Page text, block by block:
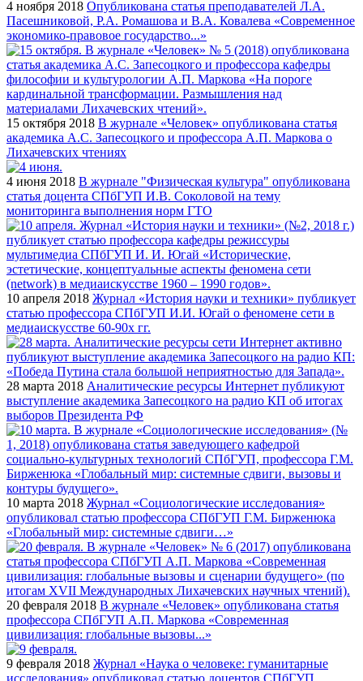
4 ноября 2018 Опубликована статья преподавателей Л.А.
Пасешниковой, Р.А. Ромашова и В.А. Ковалева «Современное
экономико-правовое государство...»
15 октября 2018 В журнале «Человек» опубликована статья
академика А.С. Запесоцкого и профессора А.П. Маркова о
Лихачевских чтениях
4 июня 2018 В журнале "Физическая культура" опубликована
статья доцента СПбГУП И.В. Соколовой на тему
мониторинга выполнения норм ГТО
10 апреля 2018 Журнал «История науки и техники» публикует
статью профессора СПбГУП И.И. Югай о феномене сети в
медиаискусстве 60-90х гг.
28 марта 2018 Аналитические ресурсы Интернет публикуют
выступление академика Запесоцкого на радио КП об итогах
выборов Президента РФ
10 марта 2018 Журнал «Социологические исследования»
опубликовал статью профессора СПбГУП Г.М. Бирженюка
«Глобальный мир: системные сдвиги…»
20 февраля 2018 В журнале «Человек» опубликована статья
профессора СПбГУП А.П. Маркова «Современная
цивилизация: глобальные вызовы...»
9 февраля 2018 Журнал «Наука о человеке: гуманитарные